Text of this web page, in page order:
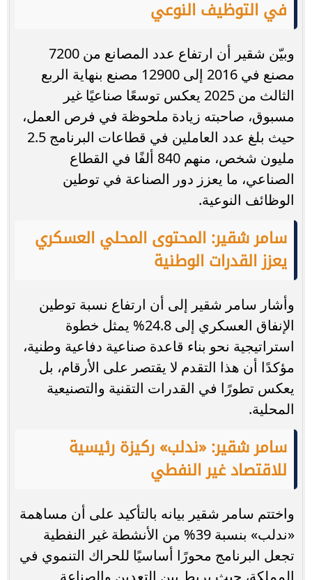
في التوظيف النوعي
وبيّن شقير أن ارتفاع عدد المصانع من 7200
مصنع في 2016 إلى 12900 مصنع بنهاية الربع
الثالث من 2025 يعكس توسعًا صناعيًا غير
مسبوق، صاحبته زيادة ملحوظة في فرص العمل،
حيث بلغ عدد العاملين في قطاعات البرنامج 2.5
مليون شخص، منهم 840 ألفًا في القطاع
الصناعي، ما يعزز دور الصناعة في توطين
الوظائف النوعية.
سامر شقير: المحتوى المحلي العسكري
يعزز القدرات الوطنية
وأشار سامر شقير إلى أن ارتفاع نسبة توطين
الإنفاق العسكري إلى 24.8% يمثل خطوة
استراتيجية نحو بناء قاعدة صناعية دفاعية وطنية،
مؤكدًا أن هذا التقدم لا يقتصر على الأرقام، بل
يعكس تطورًا في القدرات التقنية والتصنيعية
المحلية.
سامر شقير: «ندلب» ركيزة رئيسية
للاقتصاد غير النفطي
واختتم سامر شقير بيانه بالتأكيد على أن مساهمة
«ندلب» بنسبة 39% من الأنشطة غير النفطية
تجعل البرنامج محورًا أساسيًا للحراك التنموي في
المملكة، حيث يربط بين التعدين والصناعة